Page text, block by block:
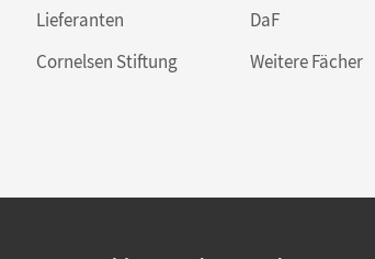
Lieferanten
Cornelsen Stiftung
DaF
Weitere Fächer